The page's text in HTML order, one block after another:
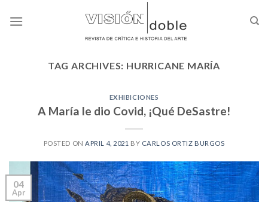
TAG ARCHIVES: HURRICANE MARÍA
EXHIBICIONES
A María le dio Covid, ¡Qué DeSastre!
POSTED ON APRIL 4, 2021 BY CARLOS ORTIZ BURGOS
04
Apr